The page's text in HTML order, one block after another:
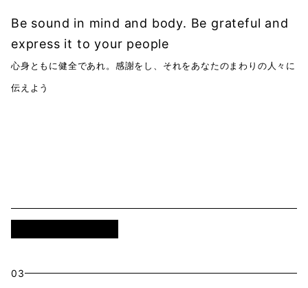
Be sound in mind and body. Be grateful and
express it to your people
心身ともに健全であれ。感謝をし、それをあなたのまわりの人々に
伝えよう
03